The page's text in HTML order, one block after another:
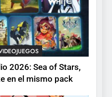
Cove: una granja
con alma de álbum
DE VIDEOJUEGOS
2026: Sea of Stars,
en el mismo pack